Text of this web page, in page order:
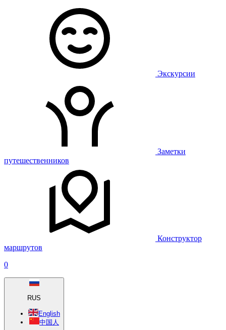
Экскурсии
Заметки
путешественников
Конструктор
маршрутов
0
RUS
English
中国人